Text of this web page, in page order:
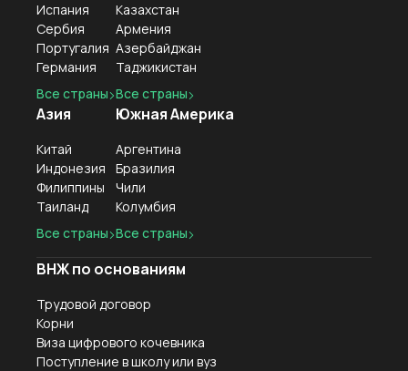
Испания
Сербия
Португалия
Германия
Все страны
Азия
Китай
Индонезия
Филиппины
Таиланд
Все страны
Казахстан
Армения
Азербайджан
Таджикистан
Все страны
Южная Америка
Аргентина
Бразилия
Чили
Колумбия
Все страны
ВНЖ по основаниям
Трудовой договор
Корни
Виза цифрового кочевника
Поступление в школу или вуз